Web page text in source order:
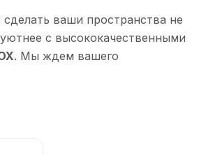
ваши пространства не
с высококачественными
. Мы ждем вашего